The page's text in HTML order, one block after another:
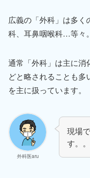
広義の「外科」は多
科、耳鼻咽喉科…等々
通常「外科」は主に消
どと略されることも多
を主に扱っています。
外科医aru
現場
す。。